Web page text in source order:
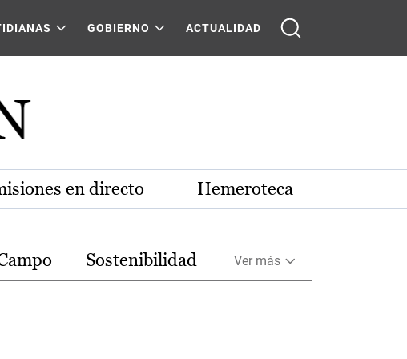
GOBIERNO ACTUALIDAD
en directo Hemeroteca
Sostenibilidad Ver más